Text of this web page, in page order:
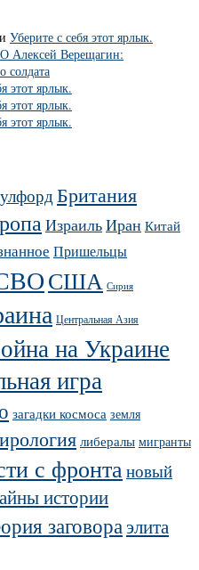
Уберите с себя этот ярлык.
Алексей Верещагин:
солдата
этот ярлык.
этот ярлык.
этот ярлык.
Британия
ИзраильИран Китай
Пришельцы
США Сирия
Центральная Азия
на Украине
игра
загадки космоса земля
либералы мигранты
с фронтановый
истории
заговораэлита